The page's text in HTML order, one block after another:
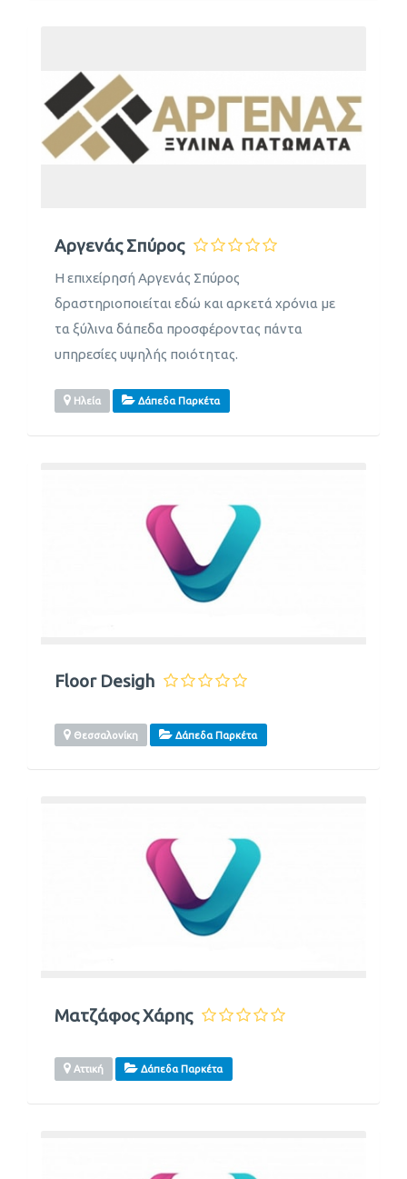
Αργενάς Σπύρος
Η επιχείρησή Αργενάς Σπύρος
δραστηριοποιείται εδώ και αρκετά χρόνια με
τα ξύλινα δάπεδα προσφέροντας πάντα
υπηρεσίες υψηλής ποιότητας.
Ηλεία Δάπεδα Παρκέτα
Floor Desigh
Θεσσαλονίκη Δάπεδα Παρκέτα
Ματζάφος Χάρης
Αττική Δάπεδα Παρκέτα